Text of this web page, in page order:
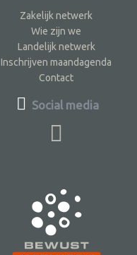
Zakelijk netwerk
Wie zijn we
Landelijk netwerk
Inschrijven maandagenda
Contact
Social media